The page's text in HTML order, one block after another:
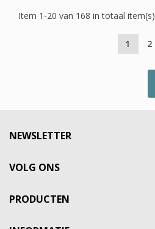
Item 1-20 van 168 in totaal item(s)
1 2
NEWSLETTER
VOLG ONS
PRODUCTEN